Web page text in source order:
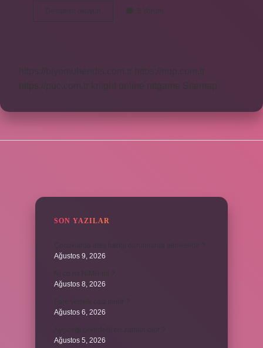
3 Yorum
https://biyomuhendis.com.tr
https://nup.com.tr
knight online nttgame Sitemap
SON YAZILAR
Ağustos 9, 2026
Ağustos 8, 2026
Ağustos 6, 2026
Ağustos 5, 2026